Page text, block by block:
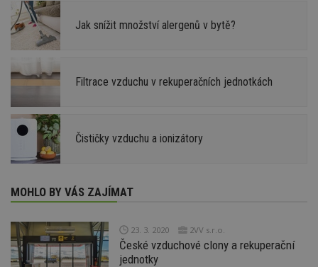
Jak snížit množství alergenů v bytě?
Filtrace vzduchu v rekuperačních jednotkách
Čističky vzduchu a ionizátory
MOHLO BY VÁS ZAJÍMAT
23. 3. 2020 2VV s.r.o.
České vzduchové clony a rekuperační
jednotky